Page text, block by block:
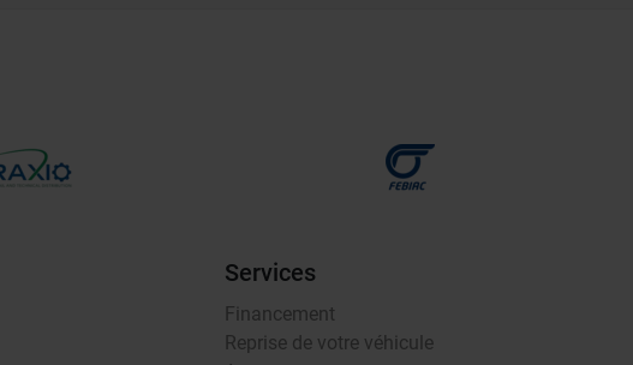
Services
Financement
Reprise de votre véhicule